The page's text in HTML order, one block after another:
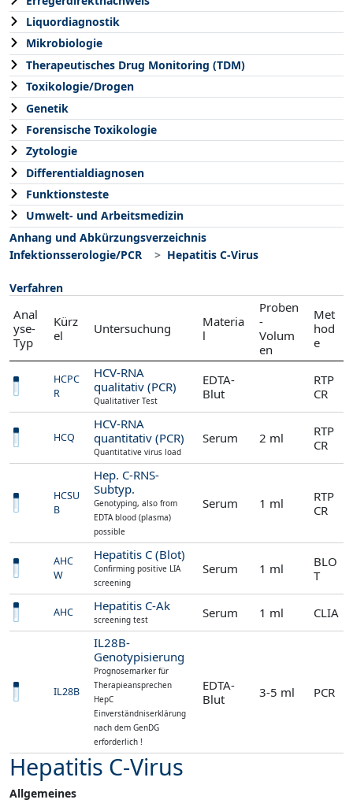
Liquordiagnostik
Mikrobiologie
Therapeutisches Drug Monitoring (TDM)
Toxikologie/Drogen
Genetik
Forensische Toxikologie
Zytologie
Differentialdiagnosen
Funktionsteste
Umwelt- und Arbeitsmedizin
Anhang und Abkürzungsverzeichnis
Infektionsserologie/PCR
Hepatitis C-Virus
Verfahren
Anal
yse-
Typ
Kürz
el
Untersuchung
Materia
l
Proben
-
Volum
en
Met
hod
e
HCPC
R
HCV-RNA
qualitativ (PCR)
Qualitativer Test
EDTA-
Blut
RTP
CR
HCQ
HCV-RNA
quantitativ (PCR)
Quantitative virus load
Serum 2 ml
RTP
CR
HCSU
B
Hep. C-RNS-
Subtyp.
Genotyping, also from
EDTA blood (plasma)
possible
Serum 1 ml
RTP
CR
AHC
W
Hepatitis C (Blot)
Confirming positive LIA
screening
Serum 1 ml
BLO
T
AHC Hepatitis C-Ak
screening test Serum 1 ml CLIA
IL28B
IL28B-
Genotypisierung
Prognosemarker für
Therapieansprechen
HepC
Einverständniserklärung
nach dem GenDG
erforderlich !
EDTA-
Blut
3-5 ml PCR
Hepatitis C-Virus
Allgemeines